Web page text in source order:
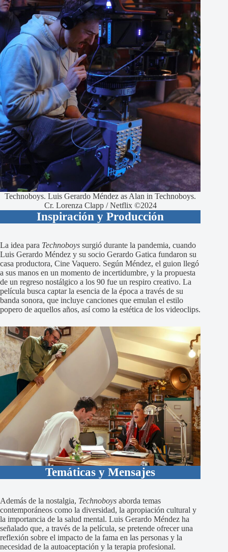
Technoboys. Luis Gerardo Méndez as Alan in Technoboys.
Cr. Lorenza Clapp / Netflix ©2024
Inspiración y Producción
La idea para Technoboys surgió durante la pandemia, cuando
Luis Gerardo Méndez y su socio Gerardo Gatica fundaron su
casa productora, Cine Vaquero. Según Méndez, el guion llegó
a sus manos en un momento de incertidumbre, y la propuesta
de un regreso nostálgico a los 90 fue un respiro creativo. La
película busca captar la esencia de la época a través de su
banda sonora, que incluye canciones que emulan el estilo
popero de aquellos años, así como la estética de los videoclips.
Temáticas y Mensajes
Además de la nostalgia, Technoboys aborda temas
contemporáneos como la diversidad, la apropiación cultural y
la importancia de la salud mental. Luis Gerardo Méndez ha
señalado que, a través de la película, se pretende ofrecer una
reflexión sobre el impacto de la fama en las personas y la
necesidad de la autoaceptación y la terapia profesional.